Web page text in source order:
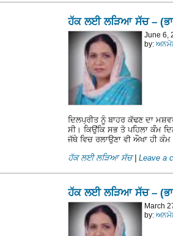
ਹੱਕ ਲਈ ਲੜਿਆ ਸੱਚ –
June 6,
by:
ਦਿਲਪ੍ਰੀਤ ਨੂੰ ਬਾਹਰ ਕੱਢਣ ਦਾ
ਸੀ। ਕਿਉਂਕਿ ਸਭ ਤੋ ਪਹਿਲਾ ਕੰੰਮ
ਜੱਥੇ ਵਿਚ ਰਲਾਉਣਾ ਵੀ ਔਖਾ ਹੀ
ਹੱਕ ਲਈ ਲੜਿਆ ਸੱਚ Leave a
ਹੱਕ ਲਈ ਲੜਿਆ ਸੱਚ –
March
by: